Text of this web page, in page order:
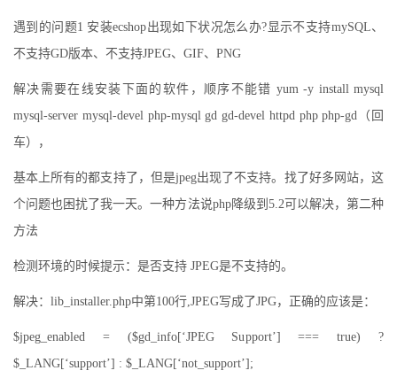
遇到的问题1 安装ecshop出现如下状况怎么办?显示不支持mySQL、
不支持GD版本、不支持JPEG、GIF、PNG
解决需要在线安装下面的软件，顺序不能错 yum -y install mysql
mysql-server mysql-devel php-mysql gd gd-devel httpd php php-gd（回
车），
基本上所有的都支持了，但是jpeg出现了不支持。找了好多网站，这
个问题也困扰了我一天。一种方法说php降级到5.2可以解决，第二种
方法
检测环境的时候提示：是否支持 JPEG是不支持的。
解决：lib_installer.php中第100行,JPEG写成了JPG，正确的应该是：
$jpeg_enabled = ($gd_info[‘JPEG Support’] === true) ?
$_LANG[‘support’] : $_LANG[‘not_support’];